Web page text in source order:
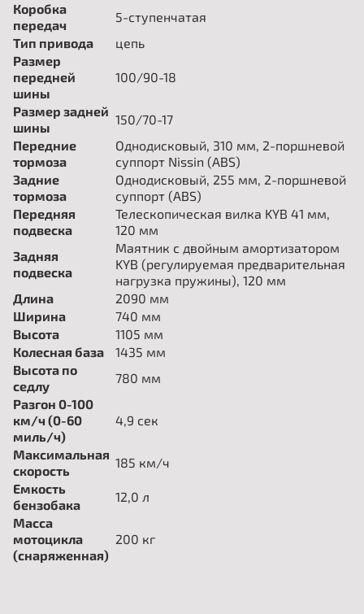
Коробка
передач
5-ступенчатая
Тип привода
цепь
Размер
передней
шины
100/90-18
Размер задней
шины
150/70-17
Передние
тормоза
Однодисковый, 310 мм, 2-поршневой
суппорт Nissin (ABS)
Задние
тормоза
Однодисковый, 255 мм, 2-поршневой
суппорт (ABS)
Передняя
подвеска
Телескопическая вилка KYB 41 мм,
120 мм
Задняя
подвеска
Маятник с двойным амортизатором
KYB (регулируемая предварительная
нагрузка пружины), 120 мм
Длина
2090 мм
Ширина
740 мм
Высота
1105 мм
Колесная база
1435 мм
Высота по
седлу
780 мм
Разгон 0-100
км/ч (0-60
миль/ч)
4,9 сек
Максимальная
скорость
185 км/ч
Емкость
бензобака
12,0 л
Масса
мотоцикла
(снаряженная)
200 кг